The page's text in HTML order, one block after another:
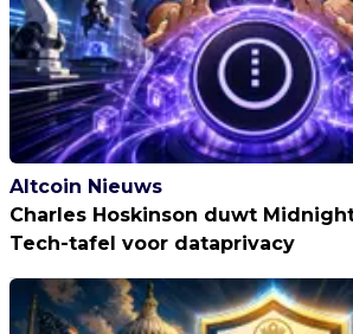
Altcoin Nieuws
Charles Hoskinson duwt
Tech-tafel voor dataprivacy